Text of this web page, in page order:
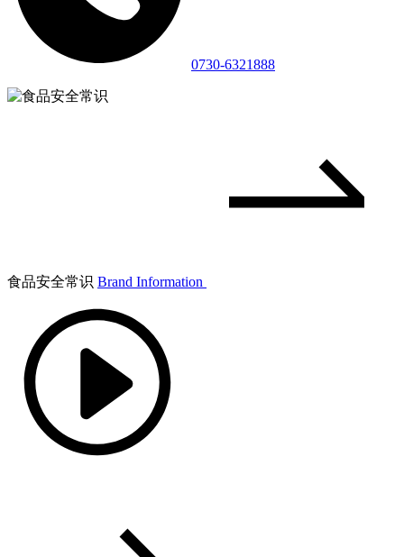
0730-6321888
食品安全常识 Brand Information